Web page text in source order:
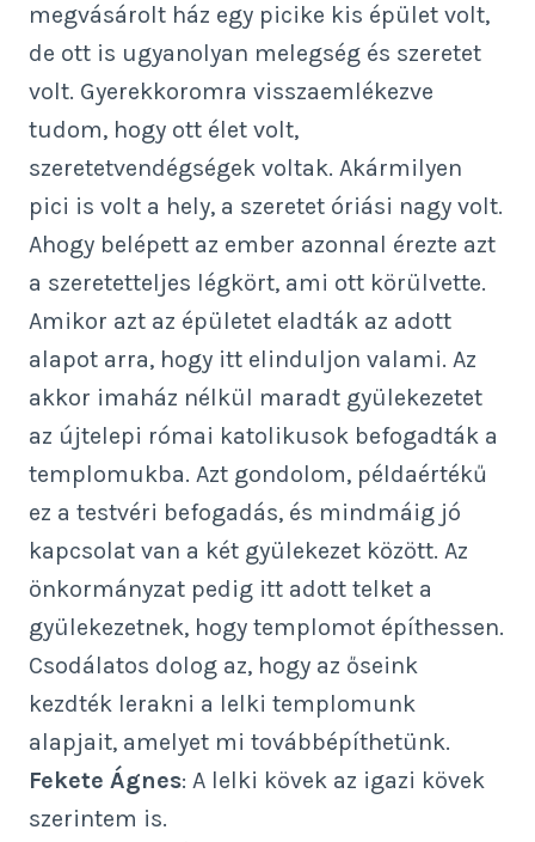
megvásárolt ház egy picike kis épület volt,
de ott is ugyanolyan melegség és szeretet
volt. Gyerekkoromra visszaemlékezve
tudom, hogy ott élet volt,
szeretetvendégségek voltak. Akármilyen
pici is volt a hely, a szeretet óriási nagy volt.
Ahogy belépett az ember azonnal érezte azt
a szeretetteljes légkört, ami ott körülvette.
Amikor azt az épületet eladták az adott
alapot arra, hogy itt elinduljon valami. Az
akkor imaház nélkül maradt gyülekezetet
az újtelepi római katolikusok befogadták a
templomukba. Azt gondolom, példaértékű
ez a testvéri befogadás, és mindmáig jó
kapcsolat van a két gyülekezet között. Az
önkormányzat pedig itt adott telket a
gyülekezetnek, hogy templomot építhessen.
Csodálatos dolog az, hogy az őseink
kezdték lerakni a lelki templomunk
alapjait, amelyet mi továbbépíthetünk.
Fekete Ágnes: A lelki kövek az igazi kövek
szerintem is.